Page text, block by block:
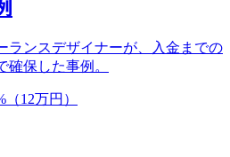
ランスデザイナーが、入金までの
保した事例。
（12万円）